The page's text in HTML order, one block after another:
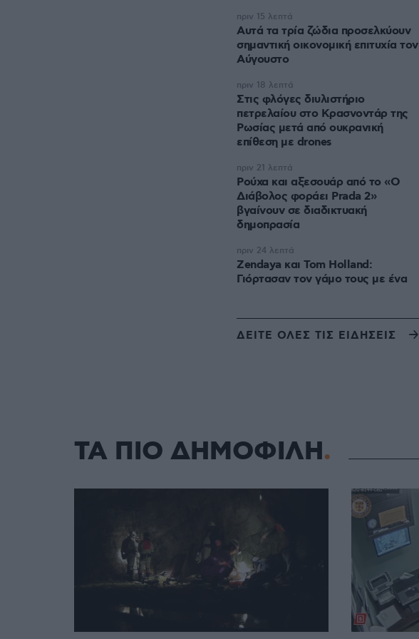
Αυτά τα τρία ζώδια προσελκύουν
σημαντική οικονομική επιτυχία τον
Αύγουστο
πριν 15 λεπτά
Στις φλόγες διυλιστήριο
πετρελαίου στο Κρασνοντάρ της
Ρωσίας μετά από ουκρανική
επίθεση με drones
πριν 18 λεπτά
Ρούχα και αξεσουάρ από το «Ο
Διάβολος φοράει Prada 2»
βγαίνουν σε διαδικτυακή
δημοπρασία
πριν 21 λεπτά
Zendaya και Tom Holland:
Γιόρτασαν τον γάμο τους με ένα
πριν 24 λεπτά
ΔΕΙΤΕ ΟΛΕΣ ΤΙΣ ΕΙΔΗΣΕΙΣ
ΤΑ ΠΙΟ ΔΗΜΟΦΙΛΗ